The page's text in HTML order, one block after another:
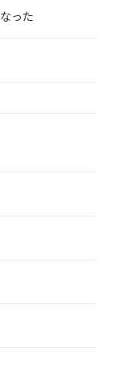
った